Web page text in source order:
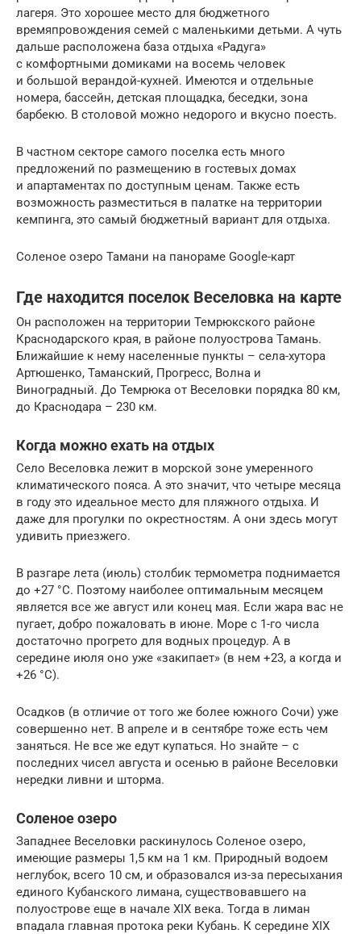
лагеря. Это хорошее место для бюджетного
времяпровождения семей с маленькими детьми. А чуть
дальше расположена база отдыха «Радуга»
с комфортными домиками на восемь человек
и большой верандой-кухней. Имеются и отдельные
номера, бассейн, детская площадка, беседки, зона
барбекю. В столовой можно недорого и вкусно поесть.
В частном секторе самого поселка есть много
предложений по размещению в гостевых домах
и апартаментах по доступным ценам. Также есть
возможность разместиться в палатке на территории
кемпинга, это самый бюджетный вариант для отдыха.
Соленое озеро Тамани на панораме Google-карт
Где находится поселок Веселовка на карте
Он расположен на территории Темрюкского районе
Краснодарского края, в районе полуострова Тамань.
Ближайшие к нему населенные пункты – села-хутора
Артюшенко, Таманский, Прогресс, Волна и
Виноградный. До Темрюка от Веселовки порядка 80 км,
до Краснодара – 230 км.
Когда можно ехать на отдых
Село Веселовка лежит в морской зоне умеренного
климатического пояса. А это значит, что четыре месяца
в году это идеальное место для пляжного отдыха. И
даже для прогулки по окрестностям. А они здесь могут
удивить приезжего.
В разгаре лета (июль) столбик термометра поднимается
до +27 °C. Поэтому наиболее оптимальным месяцем
является все же август или конец мая. Если жара вас не
пугает, добро пожаловать в июне. Море с 1-го числа
достаточно прогрето для водных процедур. А в
середине июля оно уже «закипает» (в нем +23, а когда и
+26 °C).
Осадков (в отличие от того же более южного Сочи) уже
совершенно нет. В апреле и в сентябре тоже есть чем
заняться. Не все же едут купаться. Но знайте – с
последних чисел августа и осенью в районе Веселовки
нередки ливни и шторма.
Соленое озеро
Западнее Веселовки раскинулось Соленое озеро,
имеющие размеры 1,5 км на 1 км. Природный водоем
неглубок, всего 10 см, и образовался из-за пересыхания
единого Кубанского лимана, существовавшего на
полуострове еще в начале XIX века. Тогда в лиман
впадала главная протока реки Кубань. К середине XIX